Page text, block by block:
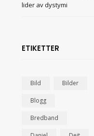
lider av dystymi
ETIKETTER
Bild Bilder
Blogg
Bredband